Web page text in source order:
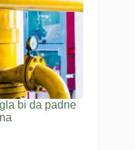
bi da padne